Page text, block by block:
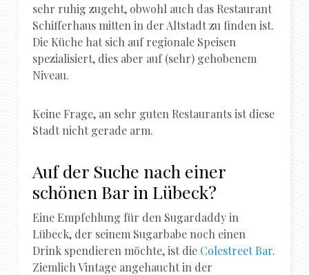
sehr ruhig zugeht, obwohl auch das Restaurant
Schifferhaus mitten in der Altstadt zu finden ist.
Die Küche hat sich auf regionale Speisen
spezialisiert, dies aber auf (sehr) gehobenem
Niveau.
Keine Frage, an sehr guten Restaurants ist diese
Stadt nicht gerade arm.
Auf der Suche nach einer
schönen Bar in Lübeck?
Eine Empfehlung für den Sugardaddy in
Lübeck, der seinem Sugarbabe noch einen
Drink spendieren möchte, ist die Colestreet Bar.
Ziemlich Vintage angehaucht in der